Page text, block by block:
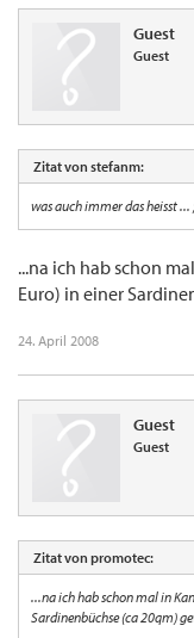
Guest
Guest
Zitat von stefanm:
was auch immer das heisst ...
...na ich hab schon
Euro) in einer
24. April 2008
Guest
Guest
Zitat von promotec:
...na ich hab schon mal in
Sardinenbüchse (ca 20qm)